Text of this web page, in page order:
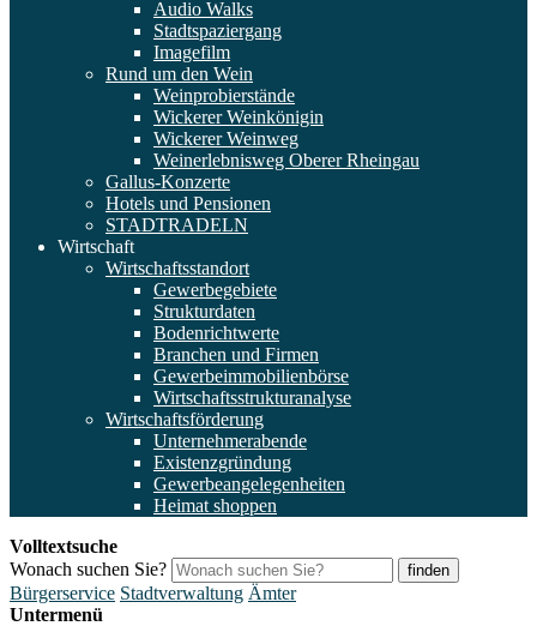
Audio Walks
Stadtspaziergang
Imagefilm
Rund um den Wein
Weinprobierstände
Wickerer Weinkönigin
Wickerer Weinweg
Weinerlebnisweg Oberer Rheingau
Gallus-Konzerte
Hotels und Pensionen
STADTRADELN
Wirtschaft
Wirtschaftsstandort
Gewerbegebiete
Strukturdaten
Bodenrichtwerte
Branchen und Firmen
Gewerbeimmobilienbörse
Wirtschaftsstrukturanalyse
Wirtschaftsförderung
Unternehmerabende
Existenzgründung
Gewerbeangelegenheiten
Heimat shoppen
Volltextsuche
Wonach suchen Sie?
finden
Bürgerservice Stadtverwaltung Ämter
Untermenü